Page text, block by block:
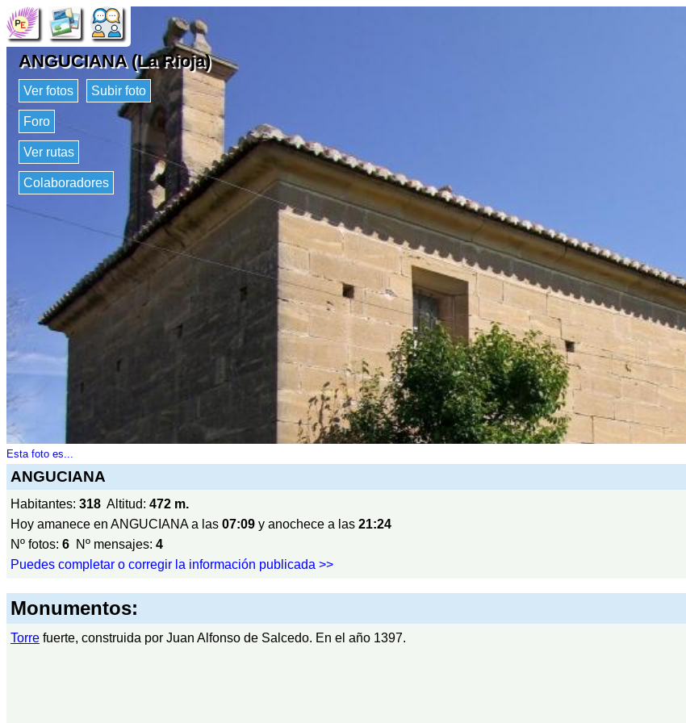
ANGUCIANA (La Rioja)
Ver fotos Subir foto
Foro
Ver rutas
Colaboradores
Esta foto es...
ANGUCIANA
Habitantes: 318 Altitud: 472 m.
Hoy amanece en ANGUCIANA a las 07:09 y anochece a las 21:24
Nº fotos: 6 Nº mensajes: 4
Puedes completar o corregir la información publicada >>
Monumentos:
Torre fuerte, construida por Juan Alfonso de Salcedo. En el año 1397.